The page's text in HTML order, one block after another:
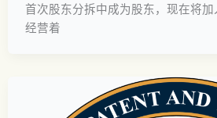
首次股东分拆中成为股东，现在将
经营着